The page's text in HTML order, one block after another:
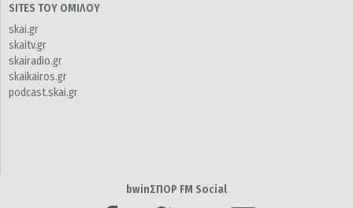
SITES ΤΟΥ ΟΜΙΛΟΥ
skai.gr
skaitv.gr
skairadio.gr
skaikairos.gr
podcast.skai.gr
bwinΣΠΟΡ FM Social